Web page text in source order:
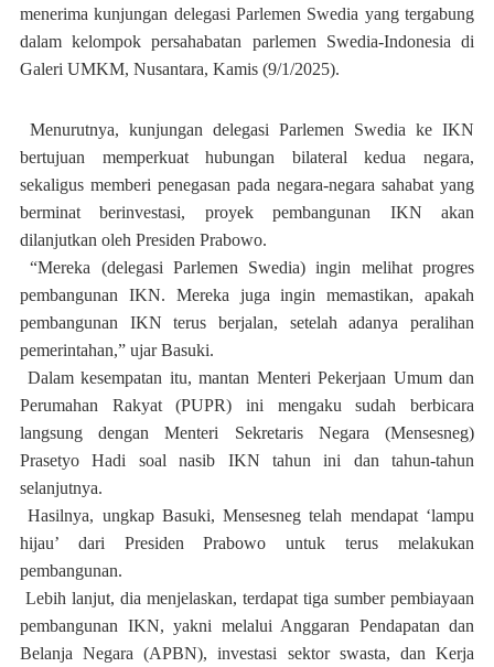
menerima kunjungan delegasi Parlemen Swedia yang tergabung
dalam kelompok persahabatan parlemen Swedia-Indonesia di
Galeri UMKM, Nusantara, Kamis (9/1/2025).
Menurutnya, kunjungan delegasi Parlemen Swedia ke IKN
bertujuan memperkuat hubungan bilateral kedua negara,
sekaligus memberi penegasan pada negara-negara sahabat yang
berminat berinvestasi, proyek pembangunan IKN akan
dilanjutkan oleh Presiden Prabowo.
“Mereka (delegasi Parlemen Swedia) ingin melihat progres
pembangunan IKN. Mereka juga ingin memastikan, apakah
pembangunan IKN terus berjalan, setelah adanya peralihan
pemerintahan,” ujar Basuki.
Dalam kesempatan itu, mantan Menteri Pekerjaan Umum dan
Perumahan Rakyat (PUPR) ini mengaku sudah berbicara
langsung dengan Menteri Sekretaris Negara (Mensesneg)
Prasetyo Hadi soal nasib IKN tahun ini dan tahun-tahun
selanjutnya.
Hasilnya, ungkap Basuki, Mensesneg telah mendapat ‘lampu
hijau’ dari Presiden Prabowo untuk terus melakukan
pembangunan.
Lebih lanjut, dia menjelaskan, terdapat tiga sumber pembiayaan
pembangunan IKN, yakni melalui Anggaran Pendapatan dan
Belanja Negara (APBN), investasi sektor swasta, dan Kerja